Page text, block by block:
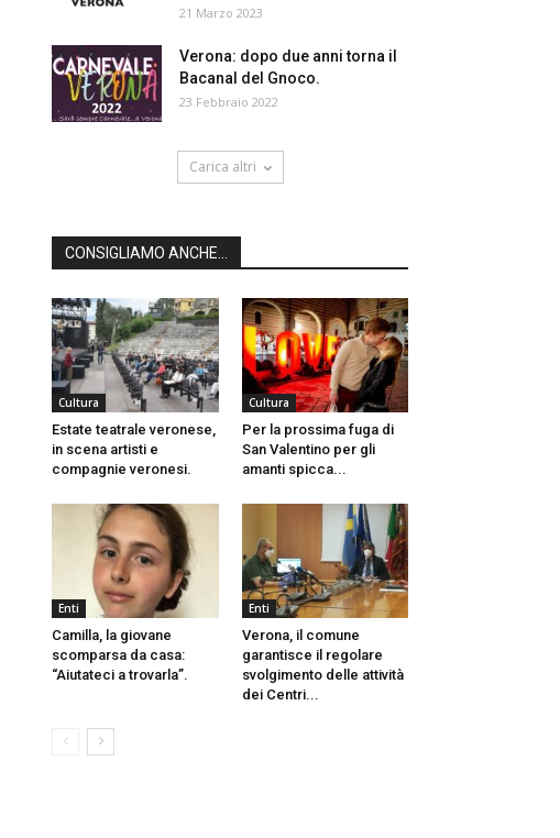
21 Marzo 2023
Verona: dopo due anni torna il
Bacanal del Gnoco.
23 Febbraio 2022
Carica altri
CONSIGLIAMO ANCHE...
Cultura
Estate teatrale veronese,
in scena artisti e
compagnie veronesi.
Cultura
Per la prossima fuga di
San Valentino per gli
amanti spicca...
Enti
Camilla, la giovane
scomparsa da casa:
“Aiutateci a trovarla”.
Enti
Verona, il comune
garantisce il regolare
svolgimento delle attività
dei Centri...